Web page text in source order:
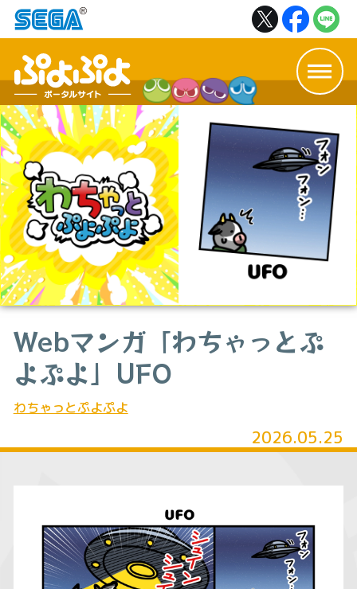
Webマンガ「わちゃっとぷ
よぷよ」UFO
わちゃっとぷよぷよ
2026.05.25